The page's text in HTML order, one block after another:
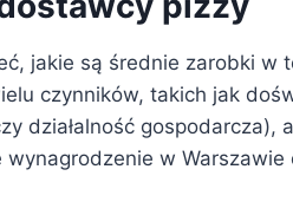
jakie są średnie zarobki w
czynników, takich jak
działalność gospodarcza),
wynagrodzenie w